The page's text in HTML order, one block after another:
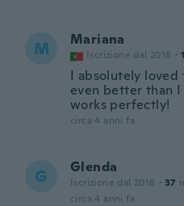
M Mariana
Iscrizione dal 2018 ·
I absolutely loved
even better than
works perfectly!
circa 4 anni fa
G Glenda
Iscrizione dal 2016 · 37
circa 4 anni fa